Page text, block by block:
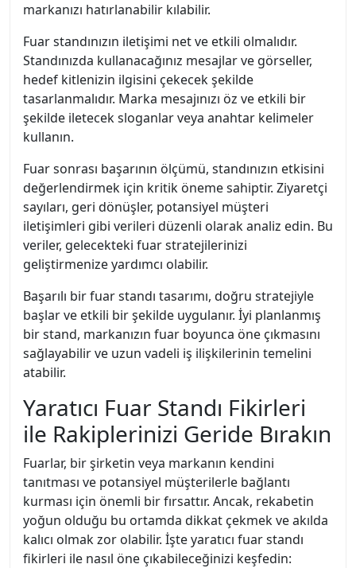
markanızı hatırlanabilir kılabilir.
Fuar standınızın iletişimi net ve etkili olmalıdır.
Standınızda kullanacağınız mesajlar ve görseller,
hedef kitlenizin ilgisini çekecek şekilde
tasarlanmalıdır. Marka mesajınızı öz ve etkili bir
şekilde iletecek sloganlar veya anahtar kelimeler
kullanın.
Fuar sonrası başarının ölçümü, standınızın etkisini
değerlendirmek için kritik öneme sahiptir. Ziyaretçi
sayıları, geri dönüşler, potansiyel müşteri
iletişimleri gibi verileri düzenli olarak analiz edin. Bu
veriler, gelecekteki fuar stratejilerinizi
geliştirmenize yardımcı olabilir.
Başarılı bir fuar standı tasarımı, doğru stratejiyle
başlar ve etkili bir şekilde uygulanır. İyi planlanmış
bir stand, markanızın fuar boyunca öne çıkmasını
sağlayabilir ve uzun vadeli iş ilişkilerinin temelini
atabilir.
Yaratıcı Fuar Standı Fikirleri
ile Rakiplerinizi Geride Bırakın
Fuarlar, bir şirketin veya markanın kendini
tanıtması ve potansiyel müşterilerle bağlantı
kurması için önemli bir fırsattır. Ancak, rekabetin
yoğun olduğu bu ortamda dikkat çekmek ve akılda
kalıcı olmak zor olabilir. İşte yaratıcı fuar standı
fikirleri ile nasıl öne çıkabileceğinizi keşfedin: